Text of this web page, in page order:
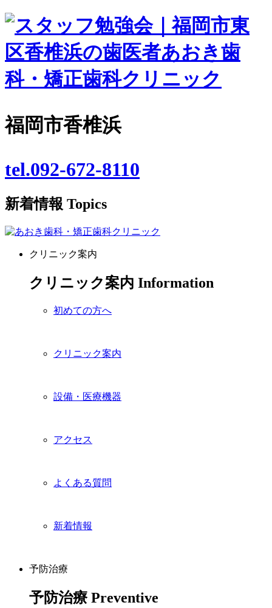
福岡市香椎浜
tel.092-672-8110
新着情報 Topics
クリニック案内
クリニック案内 Information
初めての方へ
クリニック案内
設備・医療機器
アクセス
よくある質問
新着情報
予防治療
予防治療 Preventive